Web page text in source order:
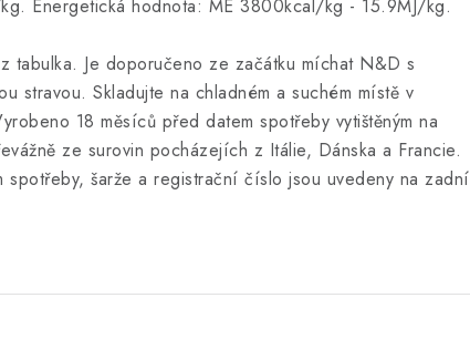
Energetická hodnota: ME 3800kcal/kg - 15.9MJ/kg.
tabulka. Je doporučeno ze začátku míchat N&D s
stravou. Skladujte na chladném a suchém místě v
18 měsíců před datem spotřeby vytištěným na
ze surovin pocházejích z Itálie, Dánska a Francie.
spotřeby, šarže a registrační číslo jsou uvedeny na zadní